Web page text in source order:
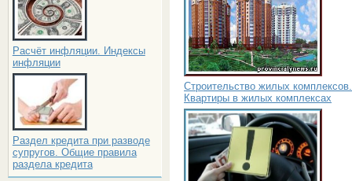
Расчёт инфляции. Индексы
инфляции
Раздел кредита при разводе
супругов. Общие правила
раздела кредита
Строительство жилых комплексов.
Квартиры в жилых комплексах